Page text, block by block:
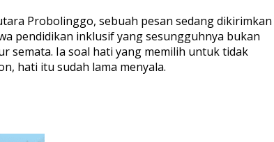
Probolinggo, sebuah pesan sedang dikirimkan
pendidikan inklusif yang sesungguhnya bukan
semata. Ia soal hati yang memilih untuk tidak
hati itu sudah lama menyala.